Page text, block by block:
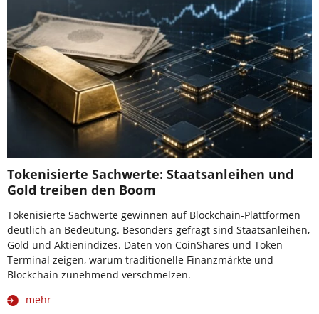
Tokenisierte Sachwerte: Staatsanleihen und
Gold treiben den Boom
Tokenisierte Sachwerte gewinnen auf Blockchain-Plattformen
deutlich an Bedeutung. Besonders gefragt sind Staatsanleihen,
Gold und Aktienindizes. Daten von CoinShares und Token
Terminal zeigen, warum traditionelle Finanzmärkte und
Blockchain zunehmend verschmelzen.
mehr